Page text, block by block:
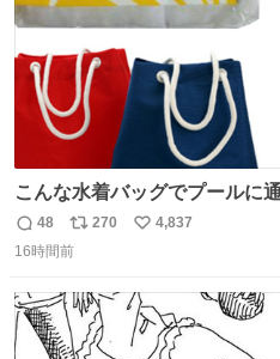
こんな水着バッグでプールに
世代（笑） #70年代 #80年
返
信
48
リ
ポ
ト
数
270
い
数
4,837
16時間前